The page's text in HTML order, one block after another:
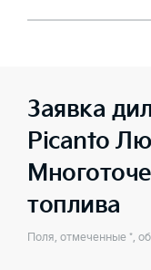
Заявка
Picanto
топлива
Поля, отмеченные *,